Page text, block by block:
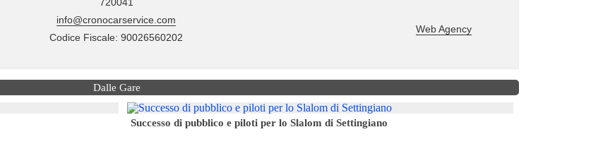
Dalle Gare
Successo di pubblico e piloti per lo Slalom di Settingiano